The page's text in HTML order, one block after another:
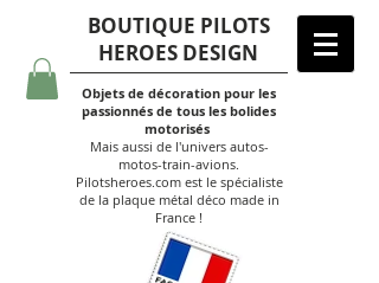
BOUTIQUE PILOTS
HEROES DESIGN
Objets de décoration pour les
passionnés de tous les bolides
motorisés
Mais aussi de l'univers autos-
motos-train-avions.
Pilotsheroes.com est le spécialiste
de la plaque métal déco made in
France !